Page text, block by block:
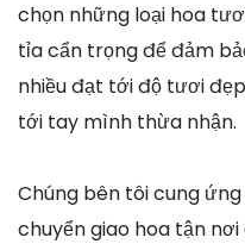
chọn những loại hoa
tỉa cẩn trọng để đảm
nhiều đạt tới độ tươi
tới tay mình thừa nhận.
Chúng bên tôi cung
chuyển giao hoa tận